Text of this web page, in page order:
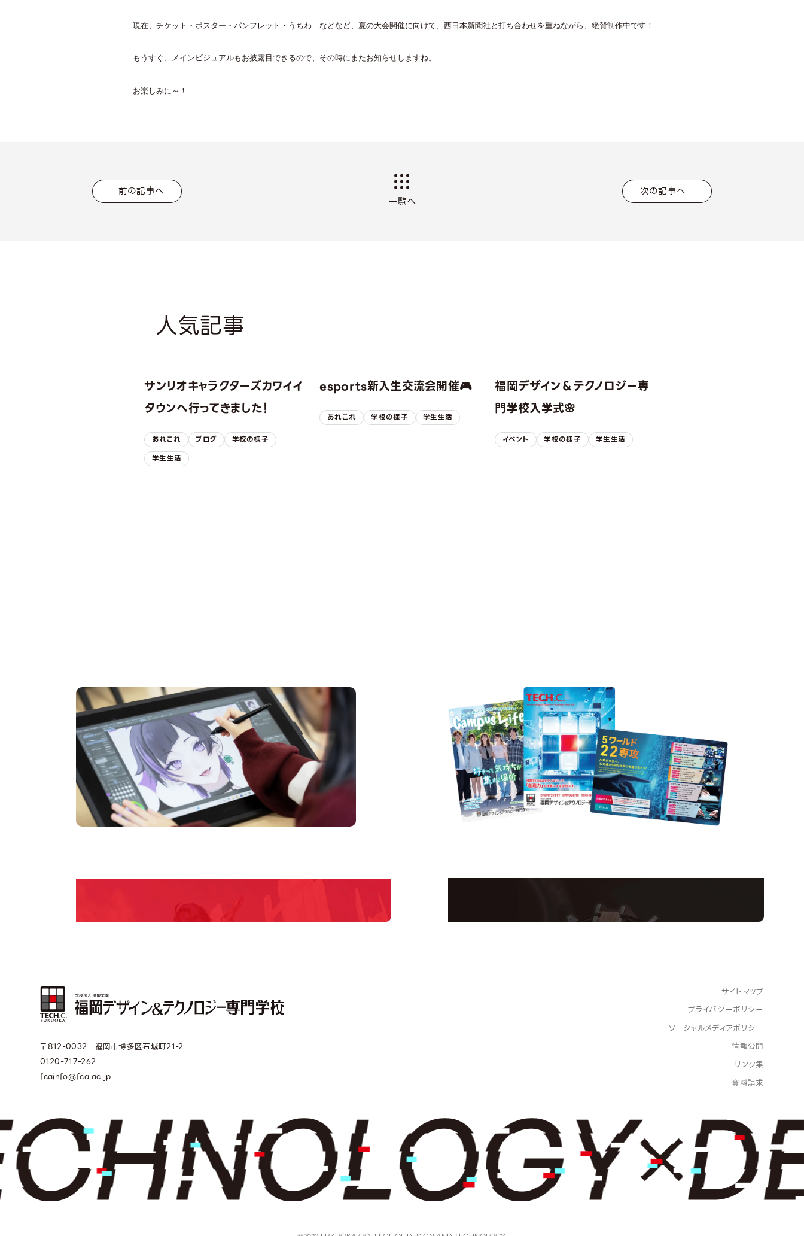
現在、チケット・ポスター・パンフレット・うちわ…などなど、夏の大会開催に向けて、西日本新聞社と打ち合わせを重ねながら、絶賛制作中です！
もうすぐ、メインビジュアルもお披露目できるので、その時にまたお知らせしますね。
お楽しみに～！
前の記事へ
一覧へ
次の記事へ
人気記事
サンリオキャラクターズカワイイ
タウンへ行ってきました！
あれこれ ブログ
学校の様子
学生生活
esports新入生交流会開催🎮
あれこれ 学校の様子 学生生活
福岡デザイン＆テクノロジー専
門学校入学式🌸
イベント 学校の様子 学生生活
Campus Open Campus
Request
〒812-0032 福岡市博多区石城町21-2
0120-717-262
fcainfo@fca.ac.jp
サイトマップ
プライバシーポリシー
ソーシャルメディアポリシー
情報公開
リンク集
資料請求